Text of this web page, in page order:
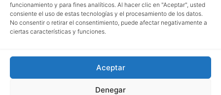
funcionamiento y para fines analíticos. Al hacer clic en "Aceptar", usted
consiente el uso de estas tecnologías y el procesamiento de los datos.
No consentir o retirar el consentimiento, puede afectar negativamente a
ciertas características y funciones.
Aceptar
Denegar